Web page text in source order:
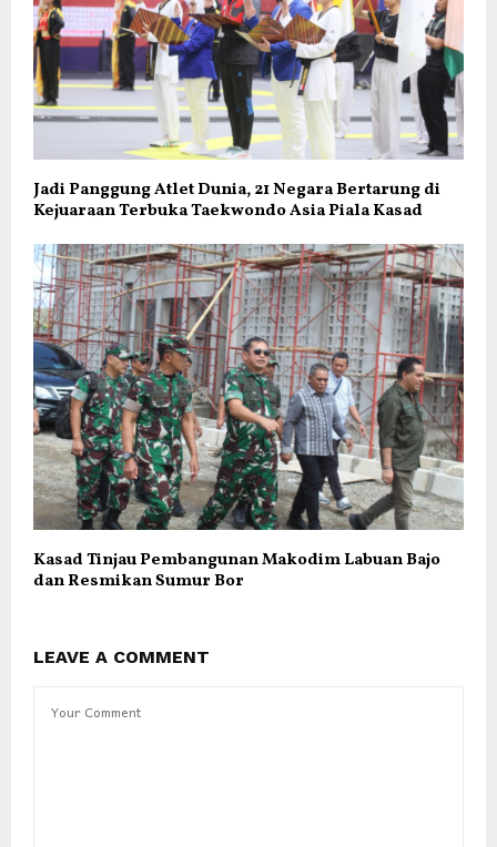
Jadi Panggung Atlet Dunia, 21 Negara Bertarung di
Kejuaraan Terbuka Taekwondo Asia Piala Kasad
Kasad Tinjau Pembangunan Makodim Labuan Bajo
dan Resmikan Sumur Bor
LEAVE A COMMENT